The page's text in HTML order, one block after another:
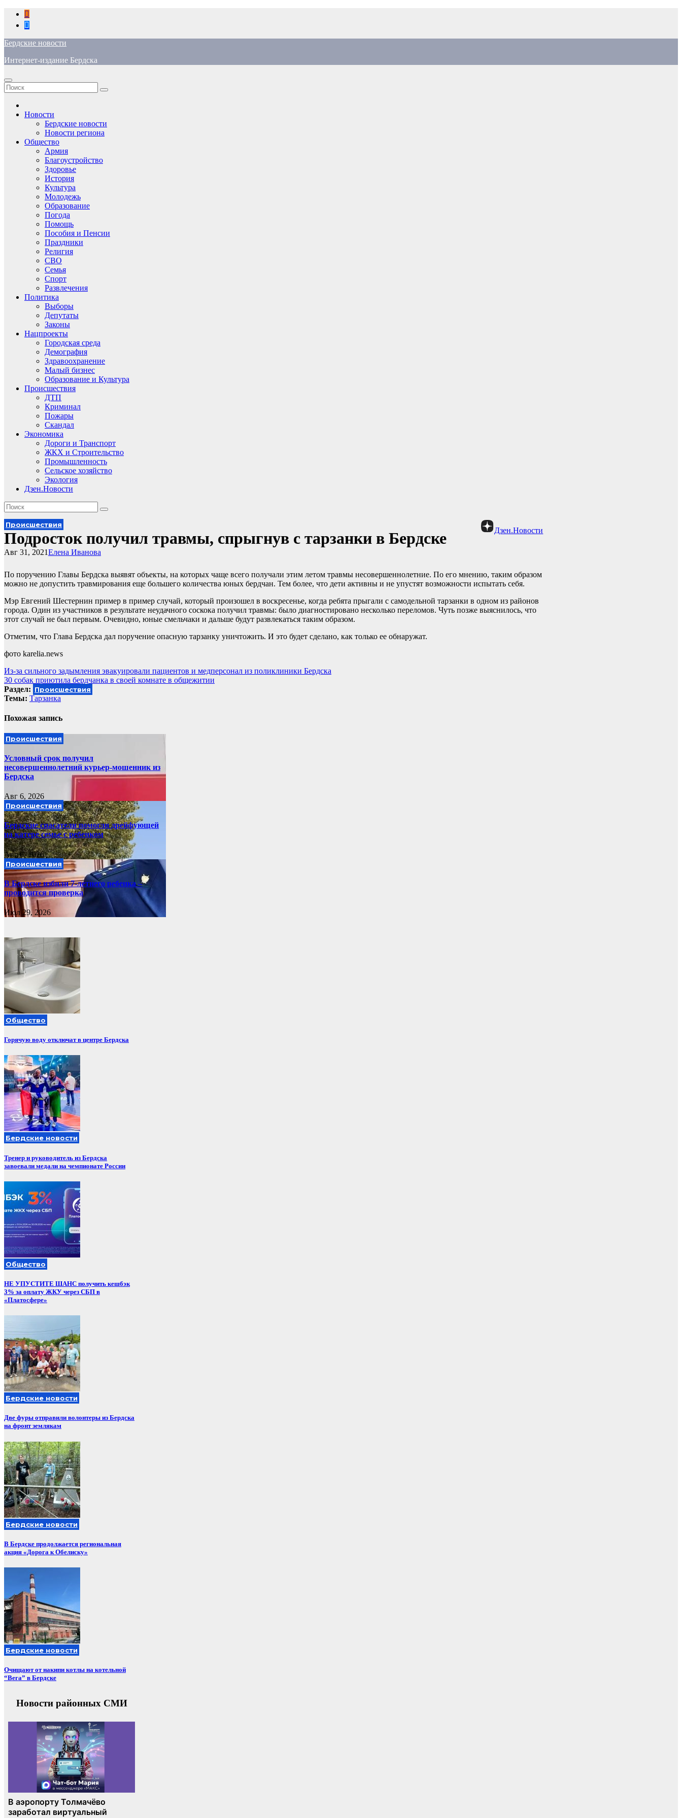
Перейти
содержимому
Бердские новости
Интернет-издание Бердска
Новости
Бердские новости
Новости региона
Общество
Армия
Благоустройство
Здоровье
История
Культура
Молодежь
Образование
Погода
Помощь
Пособия и Пенсии
Праздники
Религия
СВО
Семья
Спорт
Развлечения
Политика
Выборы
Депутаты
Законы
Нацпроекты
Городская среда
Демография
Здравоохранение
Малый бизнес
Образование и Культура
Происшествия
ДТП
Криминал
Пожары
Скандал
Экономика
Дороги и Транспорт
ЖКХ и Строительство
Промышленность
Сельское хозяйство
Экология
Дзен.Новости
Дзен.Новости
Происшествия
Подросток получил травмы, спрыгнув с тарзанки в Бердске
Елена Иванова
Авг 31, 2021
По поручению Главы Бердска выявят объекты, на которых чаще всего получали этим летом травмы несовершеннолетние. По его мнению, таким образом
можно не допустить травмирования еще большего количества юных бердчан. Тем более, что дети активны и не упустят возможности испытать себя.
Мэр Евгений Шестернин пример в пример случай, который произошел в воскресенье, когда ребята прыгали с самодельной тарзанки в одном из районов
города. Один из участников в результате неудачного соскока получил травмы: было диагностировано несколько переломов. Чуть позже выяснилось, что
этот случай не был первым. Очевидно, юные смельчаки и дальше будут развлекаться таким образом.
Отметим, что Глава Бердска дал поручение опасную тарзанку уничтожить. И это будет сделано, как только ее обнаружат.
фото karelia.news
Навигация
по
записям
Из-за сильного задымления эвакуировали пациентов и медперсонал из поликлиники Бердска
30 собак приютила бердчанка в своей комнате в общежитии
Раздел: Происшествия
Темы: Тарзанка
Похожая запись
Происшествия
Условный срок получил
несовершеннолетний курьер-мошенник из
Бердска
Авг 6, 2026
Происшествия
Бердские спасатели помогли дрейфующей
на катере семье с ребенком
Авг 6, 2026
Происшествия
В Бердске избили 7-летнего ребенка –
проводится проверка
Июл 29, 2026
Общество
Горячую воду отключат в центре Бердска
Бердские новости
Тренер и руководитель из Бердска
завоевали медали на чемпионате России
Общество
НЕ УПУСТИТЕ ШАНС получить кешбэк
3% за оплату ЖКУ через СБП в
«Платосфере»
Бердские новости
Две фуры отправили волонтеры из Бердска
на фронт землякам
Бердские новости
В Бердске продолжается региональная
акция «Дорога к Обелиску»
Бердские новости
Очищают от накипи котлы на котельной
“Вега” в Бердске